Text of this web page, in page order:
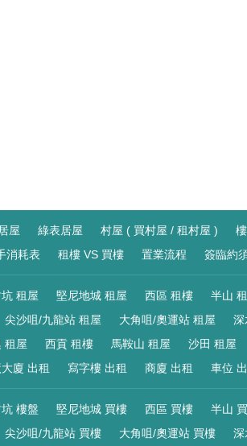
居屋 綠表居屋 村屋 ( 買村屋 / 租村屋 )
消耗表 租樓 VS 買樓 置業流程 簽臨約
租屋 堅尼地城 租屋 西區 租樓 半山
尖沙咀/九龍站 租屋 大角咀/奧運站 租屋 深
租屋 西貢 租樓 馬鞍山 租屋 沙田 租屋
廈 出租 寫字樓 出租 商廈 出租 車位
樓盤 堅尼地城 買樓 西區 買樓 半山
尖沙咀/九龍站 買樓 大角咀/奧運站 買樓 深